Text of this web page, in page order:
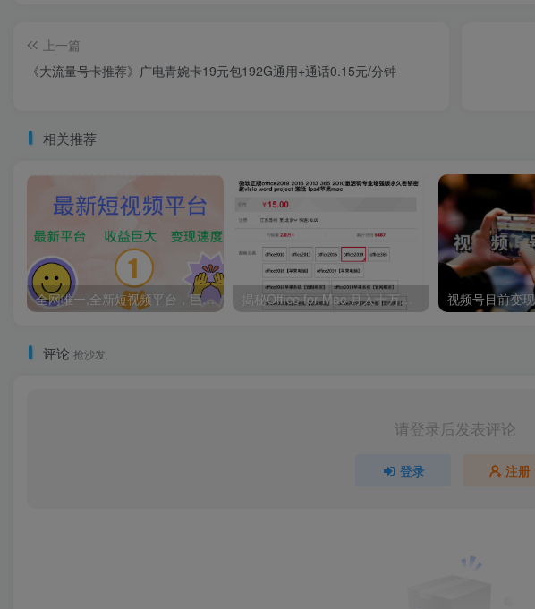
上一篇
《大流量号卡推荐》广电青婉卡19元包192G通用+通话0.15元/分钟
相关推荐
全网唯一,全新短视频平台，巨头之作，想吃初期红利的速度！ 揭秘Office for Mac 月入十万的小众暴利项目 视频号目前变
评论 抢沙发
请登录后发表评论
登录 注册